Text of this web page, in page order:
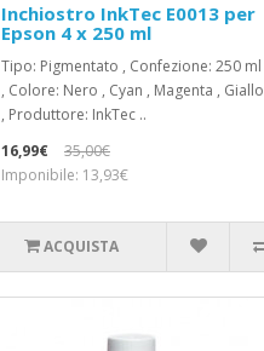
Inchiostro InkTec E0013 per
Epson 4 x 250 ml
Tipo: Pigmentato , Confezione: 250 ml
, Colore: Nero , Cyan , Magenta , Giallo
, Produttore: InkTec ..
16,99€
35,00€
Imponibile: 13,93€
ACQUISTA